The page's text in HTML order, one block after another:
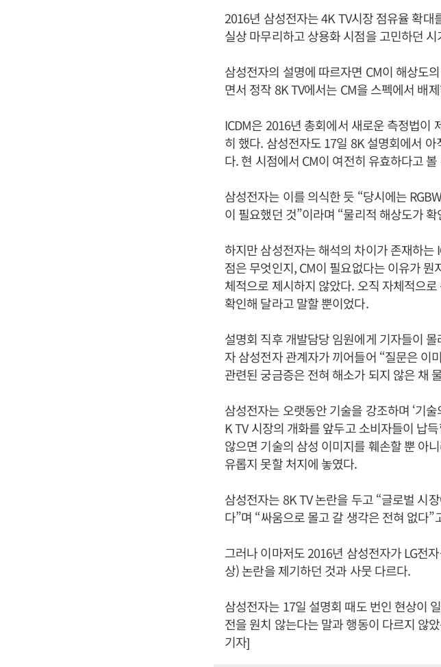
2016년 삼성전자는 4K TV시장 점유율 확대
실상 마무리하고 상용화 시점을 고민하던 시
삼성전자의 설명에 따르자면 CM이 해상도
면서 정작 8K TV에서는 CM을 스펙에서 배
ICDM은 2016년 총회에서 새로운 측정법이
히 했다. 삼성전자도 17일 8K 설명회에서
다. 현 시점에서 CM이 여전히 유효하다고
삼성전자는 이를 의식한 듯 “당시에는
이 필요했던 것”이라며 “물리적 해상도가
하지만 삼성전자는 해석의 차이가 존재하
점은 무엇인지, CM이 필요없다는 이유가
체적으로 제시하지 않았다. 오직 자체적으
확인해 달라고 말할 뿐이었다.
설명회 직후 개발담당 임원에게 기자들이
자 삼성전자 관계자가 끼어들어 “질문은 이
관련된 궁금증은 전혀 해소가 되지 않은 채
삼성전자는 오랫동안 기술을 강조하며 ‘기
K TV 시장의 개화를 앞두고 소비자들이 납
않으면 기술의 삼성 이미지를 훼손할 뿐 아
유롭지 못할 처지에 놓였다.
삼성전자는 8K TV 논란을 두고 “글로벌 시
다”며 “싸움으로 몰고 갈 생각은 전혀 없다”
그러나 이마저도 2016년 삼성전자가 LG전
상) 논란을 제기하던 것과 사뭇 다르다.
삼성전자는 17일 설명회 때도 번인 현상이
전을 원치 않는다는 말과 행동이 다르지 않
기자]